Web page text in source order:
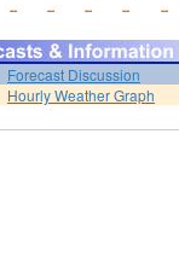
-- -- -- -- --
Forecast Discussion
Hourly Weather Graph